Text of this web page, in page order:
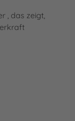
, das zeigt,